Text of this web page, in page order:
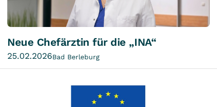
Neue Chefärztin für die „INA“
25.02.2026Bad Berleburg